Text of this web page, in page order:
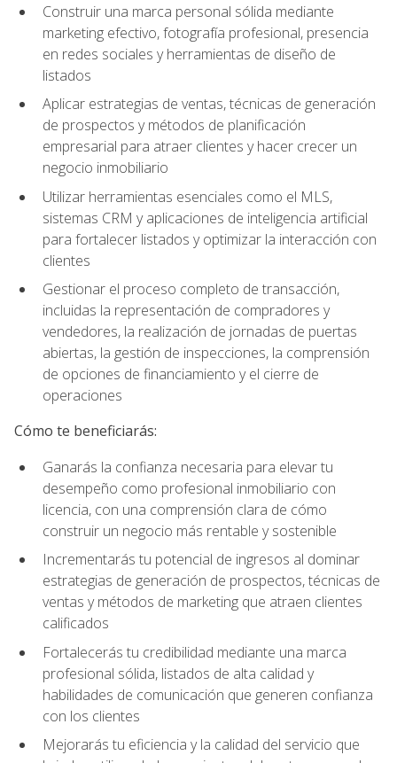
Construir una marca personal sólida mediante
marketing efectivo, fotografía profesional, presencia
en redes sociales y herramientas de diseño de
listados
Aplicar estrategias de ventas, técnicas de generación
de prospectos y métodos de planificación
empresarial para atraer clientes y hacer crecer un
negocio inmobiliario
Utilizar herramientas esenciales como el MLS,
sistemas CRM y aplicaciones de inteligencia artificial
para fortalecer listados y optimizar la interacción con
clientes
Gestionar el proceso completo de transacción,
incluidas la representación de compradores y
vendedores, la realización de jornadas de puertas
abiertas, la gestión de inspecciones, la comprensión
de opciones de financiamiento y el cierre de
operaciones
Cómo te beneficiarás:
Ganarás la confianza necesaria para elevar tu
desempeño como profesional inmobiliario con
licencia, con una comprensión clara de cómo
construir un negocio más rentable y sostenible
Incrementarás tu potencial de ingresos al dominar
estrategias de generación de prospectos, técnicas de
ventas y métodos de marketing que atraen clientes
calificados
Fortalecerás tu credibilidad mediante una marca
profesional sólida, listados de alta calidad y
habilidades de comunicación que generen confianza
con los clientes
Mejorarás tu eficiencia y la calidad del servicio que